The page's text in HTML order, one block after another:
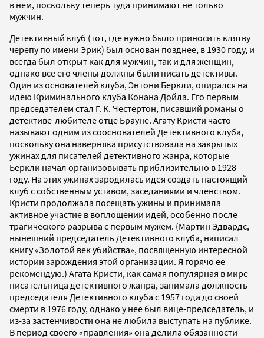
в нем, поскольку теперь туда принимают не только
мужчин.
Детективный клуб (тот, где нужно было приносить клятву
черепу по имени Эрик) был основан позднее, в 1930 году, и
всегда был открыт как для мужчин, так и для женщин,
однако все его члены должны были писать детективы.
Один из основателей клуба, Энтони Беркли, опирался на
идею Криминального клуба Конана Дойла. Его первым
председателем стал Г. К. Честертон, писавший романы о
детективе-любителе отце Брауне. Агату Кристи часто
называют одним из сооснователей Детективного клуба,
поскольку она наверняка присутствовала на закрытых
ужинах для писателей детективного жанра, которые
Беркли начал организовывать приблизительно в 1928
году. На этих ужинах зародилась идея создать настоящий
клуб с собственным уставом, заседаниями и членством.
Кристи продолжала посещать ужины и принимала
активное участие в воплощении идей, особенно после
трагического разрыва с первым мужем. (Мартин Эдвардс,
нынешний председатель Детективного клуба, написал
книгу «Золотой век убийства», посвященную интересной
истории зарождения этой организации. Я горячо ее
рекомендую.) Агата Кристи, как самая популярная в мире
писательница детективного жанра, занимала должность
председателя Детективного клуба с 1957 года до своей
смерти в 1976 году, однако у нее был вице-председатель, и
из-за застенчивости она не любила выступать на публике.
В период своего «правления» она делила обязанности